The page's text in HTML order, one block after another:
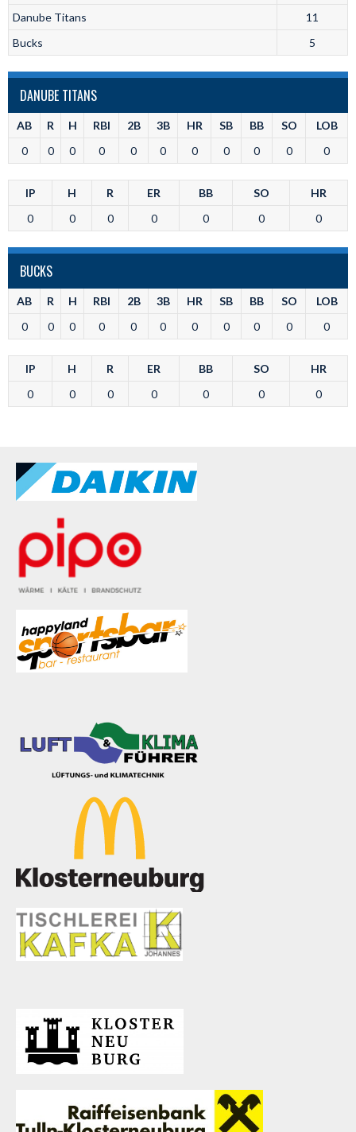
Danube Titans
11
Bucks
5
DANUBE TITANS
AB R H RBI 2B 3B HR SB BB SO
LOB
0
0 0 0 0 0 0 0 0 0 0
IP H R ER BB SO
HR
0
0 0 0 0 0 0
BUCKS
AB R H RBI 2B 3B HR SB BB SO
LOB
0
0 0 0 0 0 0 0 0 0 0
IP H R ER BB SO
HR
0
0 0 0 0 0 0